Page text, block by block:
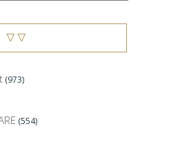
▽▽
(973)
(554)